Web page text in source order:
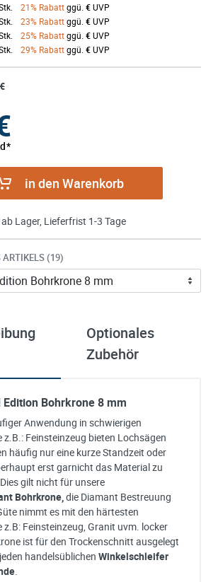
21% Rabattggü. €UVP
23% Rabattggü. €UVP
25% Rabattggü. €UVP
29% Rabattggü. €UVP
*
in den Warenkorb
Lager, Lieferfrist 1-3 Tage
ARTIKELS (19)
Optionales
Zubehör
Edition Bohrkrone 8 mm
Anwendung in schwierigen
z.B.: Feinsteinzeug bieten Lochsägen
häufig nur eine kurze Standzeit oder
erst garnicht das Material zu
gilt nicht für unsere
Bohrkrone, die Diamant Bestreuung
nimmt es mit den härtesten
z.B: Feinsteinzeug, Granit uvm. locker
ist für den Trockenschnitt ausgelegt
handelsüblichen Winkelschleifer